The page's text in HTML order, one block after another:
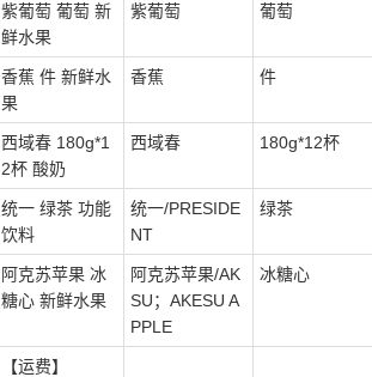
紫葡萄 葡萄 新
鲜水果
紫葡萄 葡萄
香蕉 件 新鲜水
果
香蕉 件
西域春 180g*1
2杯 酸奶
西域春 180g*12杯
统一 绿茶 功能
饮料
统一/PRESIDE
NT
绿茶
阿克苏苹果 冰
糖心 新鲜水果
阿克苏苹果/AK
SU；AKESU A
PPLE
冰糖心
【运费】